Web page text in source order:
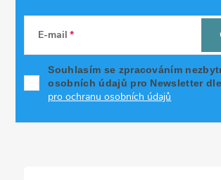
E-mail
Souhlasím se zpracováním
osobních údajů pro Newsletter dle
pro ochranu osobních údajů